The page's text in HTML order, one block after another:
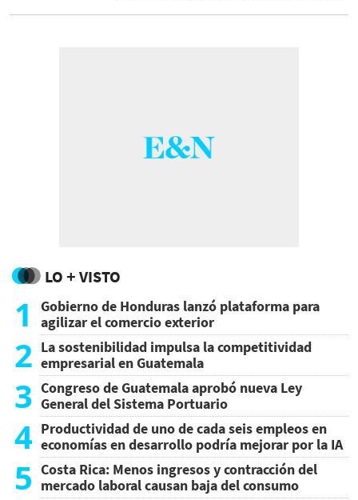
del aeropuerto de La Habana. Mientras,
LO + VISTO
1
Gobierno de Honduras lanzó plataforma para
agilizar el comercio exterior
2 La sostenibilidad impulsa la competitividad
empresarial en Guatemala
3 Congreso de Guatemala aprobó nueva Ley
General del Sistema Portuario
4 Productividad de uno de cada seis empleos en
economías en desarrollo podría mejorar por la IA
5 Costa Rica: Menos ingresos y contracción del
mercado laboral causan baja del consumo